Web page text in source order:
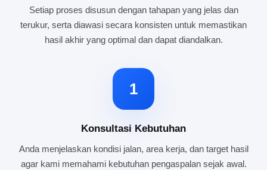
Setiap proses disusun dengan tahapan yang jelas dan
terukur, serta diawasi secara konsisten untuk memastikan
hasil akhir yang optimal dan dapat diandalkan.
1
Konsultasi Kebutuhan
Anda menjelaskan kondisi jalan, area kerja, dan target hasil
agar kami memahami kebutuhan pengaspalan sejak awal.